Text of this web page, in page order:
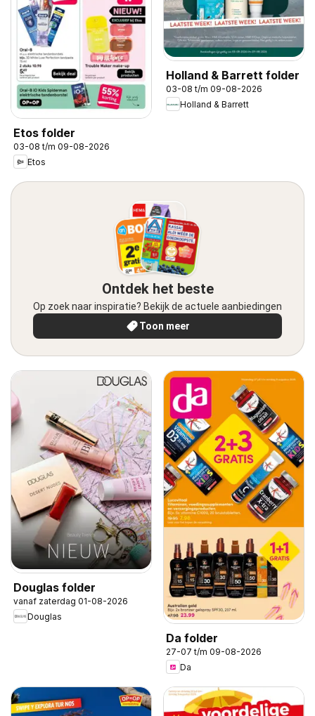
Etos folder
03-08 t/m 09-08-2026
Etos
Holland & Barrett folder
03-08 t/m 09-08-2026
Holland & Barrett
Ontdek het beste
Op zoek naar inspiratie? Bekijk de actuele aanbiedingen
Toon meer
Douglas folder
vanaf zaterdag 01-08-2026
Douglas
Da folder
27-07 t/m 09-08-2026
Da